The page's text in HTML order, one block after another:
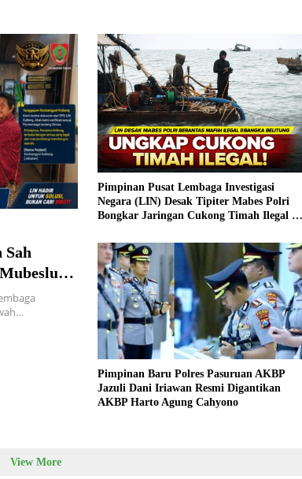
Tengah
Pimpinan Pusat Lembaga Investigasi
Negara (LIN) Desak Tipiter Mabes Polri
Bongkar Jaringan Cukong Timah Ilegal di
Pimpinan Baru Polres Pasuruan AKBP
Jazuli Dani Iriawan Resmi Digantikan
AKBP Harto Agung Cahyono
View More